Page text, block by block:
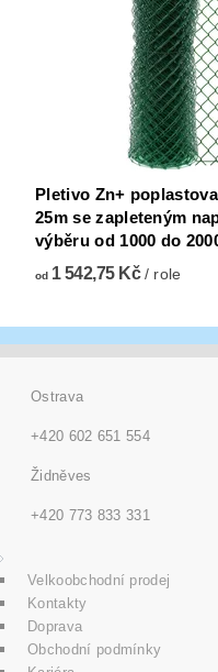
Pletivo Zn+
25m se zapleteným
výběru od 1000 do
od1 542,75 Kč/ role
Ostrava
+420 602 651 554
Židněves
+420 773 833 331
Velkoobchodní prodej
Kontakty
Doprava
Obchodní podmínky